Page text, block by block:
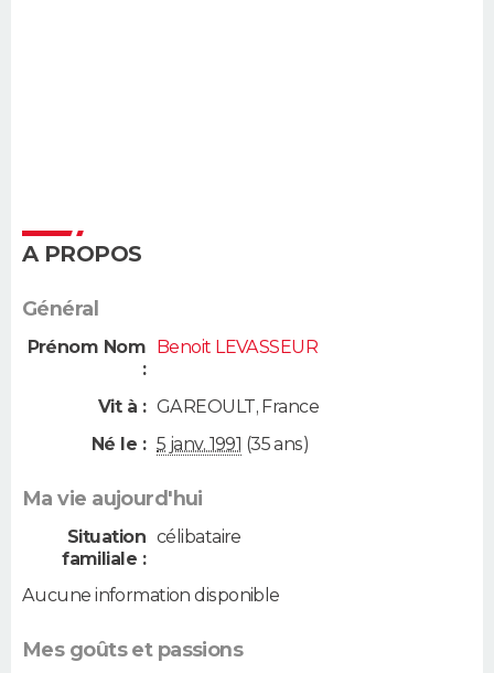
A PROPOS
Général
Prénom Nom
:
Benoit LEVASSEUR
Vit à : GAREOULT, France
Né le : 5 janv. 1991 (35 ans)
Ma vie aujourd'hui
Situation
familiale :
célibataire
Aucune information disponible
Mes goûts et passions